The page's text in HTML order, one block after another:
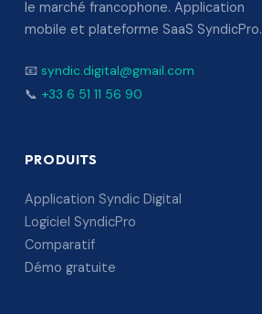
le marché francophone. Application
mobile et plateforme SaaS SyndicPro.
📧 syndic.digital@gmail.com
📞 +33 6 51 11 56 90
PRODUITS
Application Syndic Digital
Logiciel SyndicPro
Comparatif
Démo gratuite